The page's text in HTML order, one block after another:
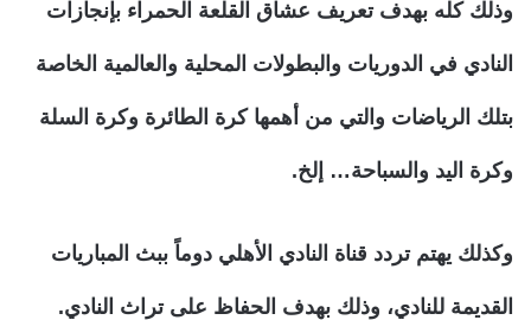
وذلك كله بهدف تعريف عشاق القلعة الحمراء بإنجازات
النادي في الدوريات والبطولات المحلية والعالمية الخاصة
بتلك الرياضات والتي من أهمها كرة الطائرة وكرة السلة
وكرة اليد والسباحة… إلخ.
وكذلك يهتم تردد قناة النادي الأهلي دوماً ببث المباريات
القديمة للنادي، وذلك بهدف الحفاظ على تراث النادي.